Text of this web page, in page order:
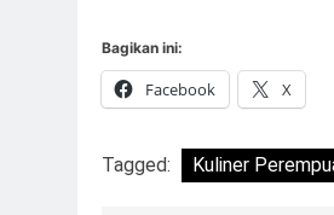
Bagikan ini:
Facebook X
Tagged: Kuliner